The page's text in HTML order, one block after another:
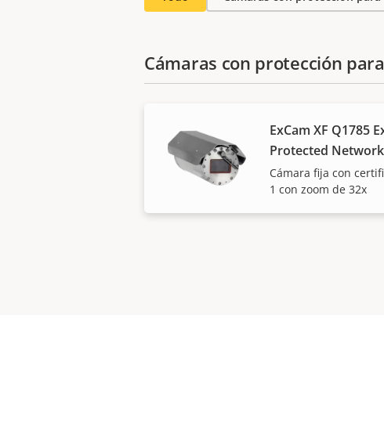
Cámaras con protección
ExCam XF Q1785
Protected
Cámara fija con
1 con zoom de 32x